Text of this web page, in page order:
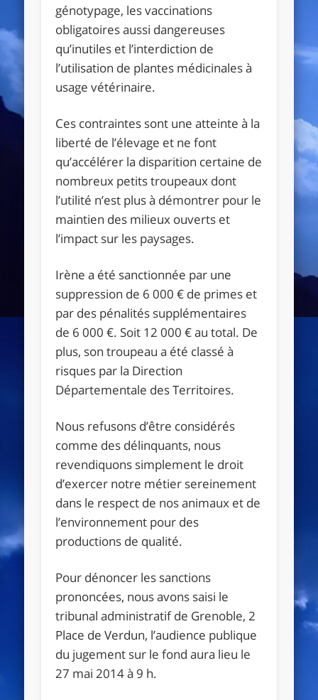
génotypage, les vaccinations
obligatoires aussi dangereuses
qu’inutiles et l’interdiction de
l’utilisation de plantes médicinales à
usage vétérinaire.
Ces contraintes sont une atteinte à la
liberté de l’élevage et ne font
qu’accélérer la disparition certaine de
nombreux petits troupeaux dont
l’utilité n’est plus à démontrer pour le
maintien des milieux ouverts et
l’impact sur les paysages.
Irène a été sanctionnée par une
suppression de 6 000 € de primes et
par des pénalités supplémentaires
de 6 000 €. Soit 12 000 € au total. De
plus, son troupeau a été classé à
risques par la Direction
Départementale des Territoires.
Nous refusons d’être considérés
comme des délinquants, nous
revendiquons simplement le droit
d’exercer notre métier sereinement
dans le respect de nos animaux et de
l’environnement pour des
productions de qualité.
Pour dénoncer les sanctions
prononcées, nous avons saisi le
tribunal administratif de Grenoble, 2
Place de Verdun, l’audience publique
du jugement sur le fond aura lieu le
27 mai 2014 à 9 h.